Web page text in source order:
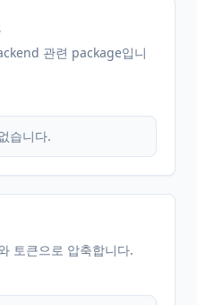
관련 package입니
습니다.
토큰으로 압축합니다.